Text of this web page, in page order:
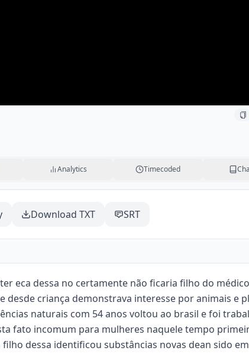
Analytics Timecoded
Download TXT SRT
eca dessa no certamente não ficaria filho do
desde criança demonstrava interesse por animais e
naturais com 54 anos voltou ao brasil e foi
fato incomum para mulheres naquele tempo
dessa identificou substâncias novas dean sido em